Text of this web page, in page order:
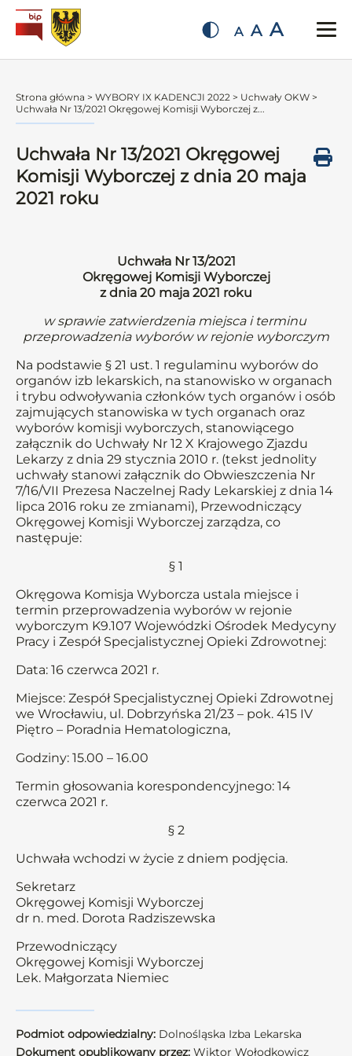
A A A
Strona główna > WYBORY IX KADENCJI 2022 > Uchwały OKW >
Uchwała Nr 13/2021 Okręgowej Komisji Wyborczej z...
Uchwała Nr 13/2021 Okręgowej
Komisji Wyborczej z dnia 20 maja
2021 roku
Uchwała Nr 13/2021
Okręgowej Komisji Wyborczej
z dnia 20 maja 2021 roku
w sprawie zatwierdzenia miejsca i terminu
przeprowadzenia wyborów w rejonie wyborczym
Na podstawie § 21 ust. 1 regulaminu wyborów do
organów izb lekarskich, na stanowisko w organach
i trybu odwoływania członków tych organów i osób
zajmujących stanowiska w tych organach oraz
wyborów komisji wyborczych, stanowiącego
załącznik do Uchwały Nr 12 X Krajowego Zjazdu
Lekarzy z dnia 29 stycznia 2010 r. (tekst jednolity
uchwały stanowi załącznik do Obwieszczenia Nr
7/16/VII Prezesa Naczelnej Rady Lekarskiej z dnia 14
lipca 2016 roku ze zmianami), Przewodniczący
Okręgowej Komisji Wyborczej zarządza, co
następuje:
§ 1
Okręgowa Komisja Wyborcza ustala miejsce i
termin przeprowadzenia wyborów w rejonie
wyborczym K9.107 Wojewódzki Ośrodek Medycyny
Pracy i Zespół Specjalistycznej Opieki Zdrowotnej:
Data: 16 czerwca 2021 r.
Miejsce: Zespół Specjalistycznej Opieki Zdrowotnej
we Wrocławiu, ul. Dobrzyńska 21/23 – pok. 415 IV
Piętro – Poradnia Hematologiczna,
Godziny: 15.00 – 16.00
Termin głosowania korespondencyjnego: 14
czerwca 2021 r.
§ 2
Uchwała wchodzi w życie z dniem podjęcia.
Sekretarz
Okręgowej Komisji Wyborczej
dr n. med. Dorota Radziszewska
Przewodniczący
Okręgowej Komisji Wyborczej
Lek. Małgorzata Niemiec
Podmiot odpowiedzialny: Dolnośląska Izba Lekarska
Dokument opublikowany przez: Wiktor Wołodkowicz